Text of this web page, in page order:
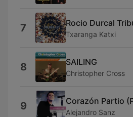
7 Rocio Durcal
Txaranga Katxi
8 SAILING
Christopher Cross
9 Corazón Partio
Alejandro Sanz